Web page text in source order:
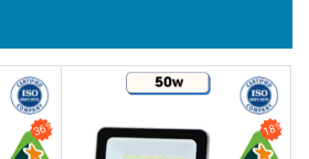
VỤ CHẤT LƯỢNG ASEAN 2019
36% 18%